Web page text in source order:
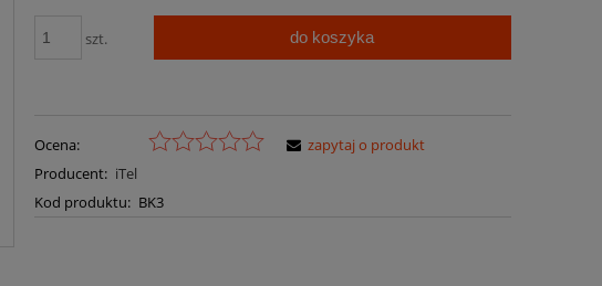
szt. do koszyka
Ocena:
Producent: iTel
Kod produktu: BK3
zapytaj o produkt